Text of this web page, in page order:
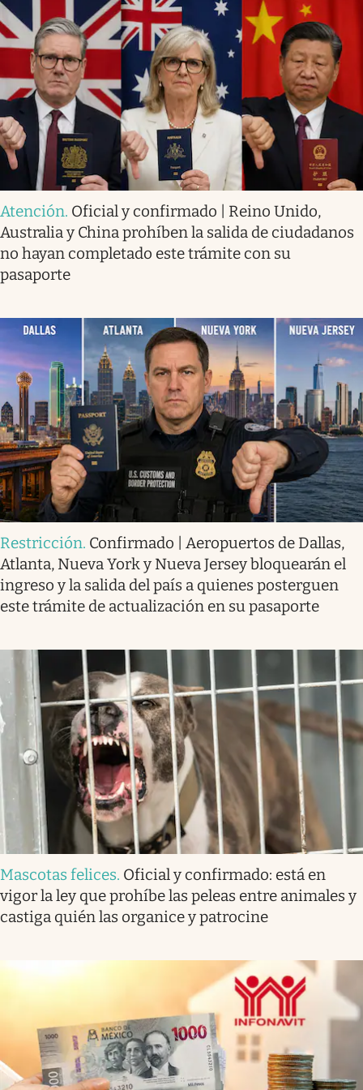
Atención. Oficial y confirmado | Reino Unido,
Australia y China prohíben la salida de ciudadanos
no hayan completado este trámite con su
pasaporte
Restricción. Confirmado | Aeropuertos de Dallas,
Atlanta, Nueva York y Nueva Jersey bloquearán el
ingreso y la salida del país a quienes posterguen
este trámite de actualización en su pasaporte
Mascotas felices. Oficial y confirmado: está en
vigor la ley que prohíbe las peleas entre animales y
castiga quién las organice y patrocine